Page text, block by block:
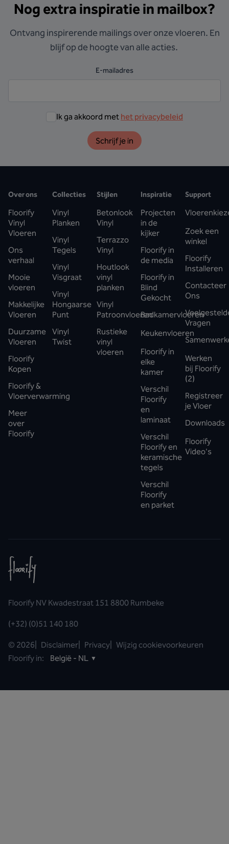
Nog extra inspiratie in mailbox?
Ontvang inspirerende mailings over onze vloeren. En
blijf op de hoogte van alle acties.
E-mailadres
Ik ga akkoord met het privacybeleid
Schrijf je in
Over ons
Floorify
Vinyl
Vloeren
Ons
verhaal
Mooie
vloeren
Makkelijke
Vloeren
Duurzame
Vloeren
Floorify
Kopen
Floorify &
Vloerverwarming
Meer
over
Floorify
Collecties
Vinyl
Planken
Vinyl
Tegels
Vinyl
Visgraat
Vinyl
Hongaarse
Punt
Vinyl
Twist
Stijlen
Betonlook
Vinyl
Terrazzo
Vinyl
Houtlook
vinyl
planken
Vinyl
Patroonvloeren
Rustieke
vinyl
vloeren
Inspiratie
Projecten
in de
kijker
Floorify in
de media
Floorify in
Blind
Gekocht
Badkamervloeren
Keukenvloeren
Floorify in
elke
kamer
Verschil
Floorify
en
laminaat
Verschil
Floorify en
keramische
tegels
Verschil
Floorify
en parket
Support
Zoek een
winkel
Floorify
Installeren
Contacteer
Ons
Vragen
Werken
bij Floorify
(2)
Registreer
je Vloer
Downloads
Floorify
Video's
Floorify NV Kwadestraat 151 8800 Rumbeke
(+32) (0)51 140 180
© 2026 Disclaimer Privacy
Wijzig cookievoorkeuren
Floorify in:
België - NL ▼